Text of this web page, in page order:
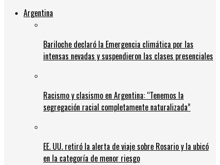
Argentina
Bariloche declaró la Emergencia climática por las
intensas nevadas y suspendieron las clases presenciales
Racismo y clasismo en Argentina: “Tenemos la
segregación racial completamente naturalizada”
EE. UU. retiró la alerta de viaje sobre Rosario y la ubicó
en la categoría de menor riesgo